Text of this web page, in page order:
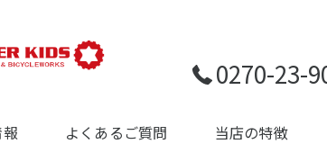
0270-23-
よくあるご質問 当店の特徴